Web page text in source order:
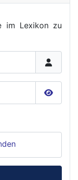
im Lexikon zu